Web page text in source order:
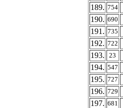
189. 754
190. 690
191. 735
192. 722
193.
23
194. 547
195. 727
196. 729
197. 681